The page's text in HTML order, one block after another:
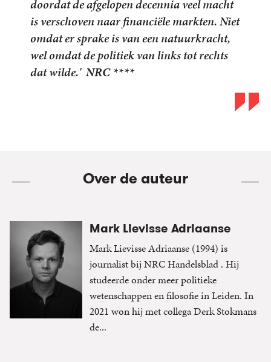
Over de auteur
Mark Lievisse Adriaanse
Mark Lievisse Adriaanse (1994) is
journalist bij NRC Handelsblad . Hij
studeerde onder meer politieke
wetenschappen en filosofie in Leiden. In
2021 won hij met collega Derk Stokmans
de...